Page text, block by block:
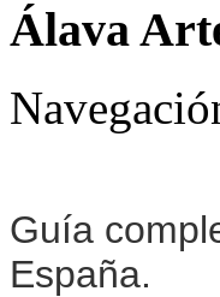
Álava
Guía
España.